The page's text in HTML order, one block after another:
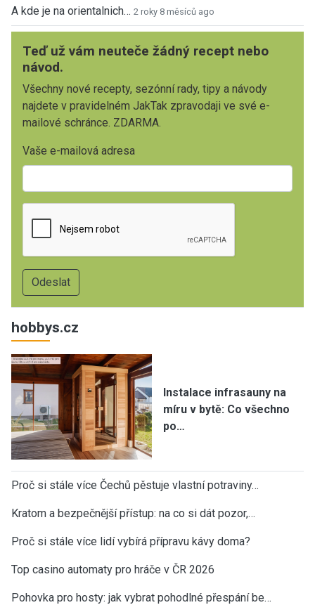
A kde je na orientalnich… 2 roky 8 měsíců ago
Teď už vám neuteče žádný recept nebo
návod.
Všechny nové recepty, sezónní rady, tipy a návody
najdete v pravidelném JakTak zpravodaji ve své e-
mailové schránce. ZDARMA.
Vaše e-mailová adresa
hobbys.cz
Instalace infrasauny na
míru v bytě: Co všechno
po…
Proč si stále více Čechů pěstuje vlastní potraviny…
Kratom a bezpečnější přístup: na co si dát pozor,…
Proč si stále více lidí vybírá přípravu kávy doma?
Top casino automaty pro hráče v ČR 2026
Pohovka pro hosty: jak vybrat pohodlné přespání be…